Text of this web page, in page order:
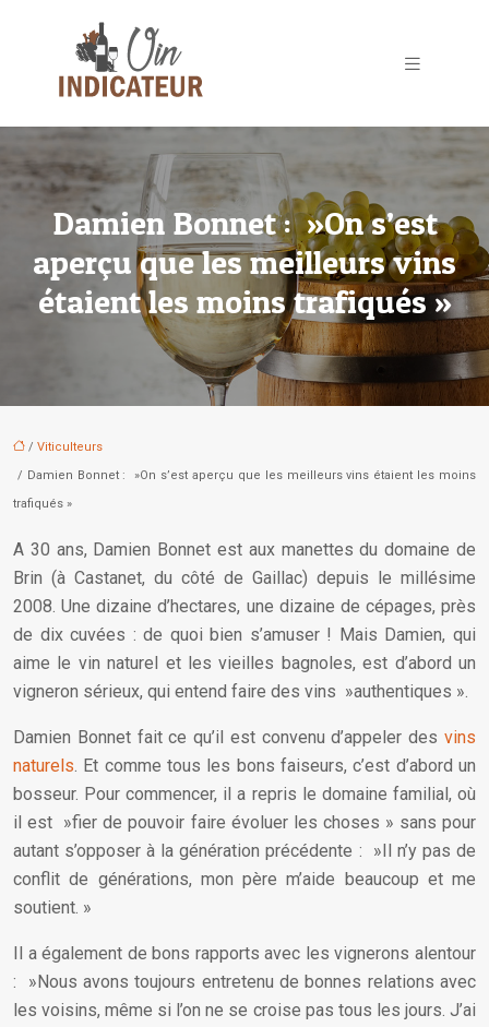
Damien Bonnet : »On s’est
aperçu que les meilleurs vins
étaient les moins trafiqués »
/ Viticulteurs
/ Damien Bonnet : »On s’est aperçu que les meilleurs vins étaient les moins
trafiqués »
A 30 ans, Damien Bonnet est aux manettes du domaine de
Brin (à Castanet, du côté de Gaillac) depuis le millésime
2008. Une dizaine d’hectares, une dizaine de cépages, près
de dix cuvées : de quoi bien s’amuser ! Mais Damien, qui
aime le vin naturel et les vieilles bagnoles, est d’abord un
vigneron sérieux, qui entend faire des vins »authentiques ».
Damien Bonnet fait ce qu’il est convenu d’appeler des vins
naturels. Et comme tous les bons faiseurs, c’est d’abord un
bosseur. Pour commencer, il a repris le domaine familial, où
il est »fier de pouvoir faire évoluer les choses » sans pour
autant s’opposer à la génération précédente : »Il n’y pas de
conflit de générations, mon père m’aide beaucoup et me
soutient. »
Il a également de bons rapports avec les vignerons alentour
: »Nous avons toujours entretenu de bonnes relations avec
les voisins, même si l’on ne se croise pas tous les jours. J’ai